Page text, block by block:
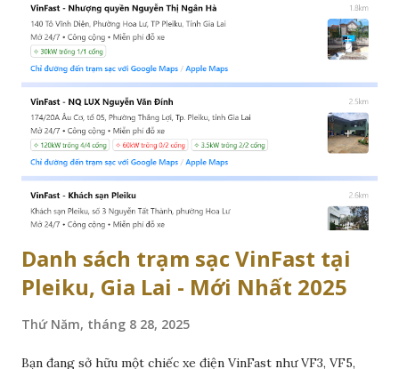
Sạc VinFast tại An Lão, Hải Phòng VinFast đã đầu tư mạnh
mẽ vào cơ sở hạ tầng trạm sạc tại An Lão, Hải Phòng, với các
trạm sạc hiện đại đạt tiêu chuẩn châu Âu, đảm bảo an toàn và
hiệu quả. Các trạm sạc được đặt tại những địa điểm thuận
tiện như trung tâm thương mại, bãi đỗ xe, khu dân cư, hoặc
đại lý VinFast, giúp người dùng dễ dàng tiếp cận. Tính đến
tháng 6/2025, hệ thống trạm sạc tại An Lão bao gồm cả
trạm công cộng và riêng tư. Trạm công cộng mở cho tất cả
khách hàng VinFast, tro...
Danh sách trạm sạc VinFast tại
Pleiku, Gia Lai - Mới Nhất 2025
Thứ Năm, tháng 8 28, 2025
Bạn đang sở hữu một chiếc xe điện VinFast như VF3, VF5,